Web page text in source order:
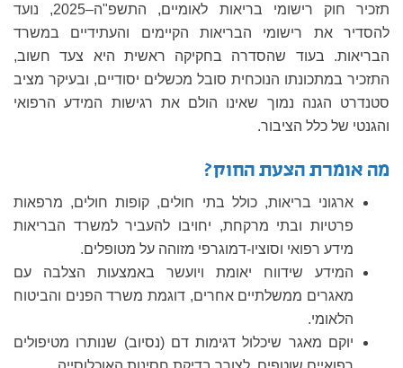
תזכיר חוק רישומי בריאות לאומיים, התשפ"ה–2025, נועד
להסדיר את רישומי הבריאות הקיימים והעתידיים במשרד
הבריאות. בעוד שהסדרה בחקיקה ראשית היא צעד חשוב,
התזכיר במתכונתו הנוכחית סובל מכשלים יסודיים, ובעיקר מציב
סטנדרט הגנה נמוך שאינו הולם את רגישות המידע הרפואי
והגנטי של כלל הציבור.
מה אומרת הצעת החוק?
ארגוני בריאות, כולל בתי חולים, קופות חולים, מרפאות
פרטיות ובתי מרקחת, יחויבו להעביר למשרד הבריאות
מידע רפואי וסוציו-דמוגרפי מזוהה על מטופלים.
המידע שידווח יאומת ויועשר באמצעות הצלבה עם
מאגרים ממשלתיים אחרים, דוגמת משרד הפנים והביטוח
הלאומי.
יוקם מאגר שיכלול דגימות דם (נסיוב) שנותרו מטיפולים